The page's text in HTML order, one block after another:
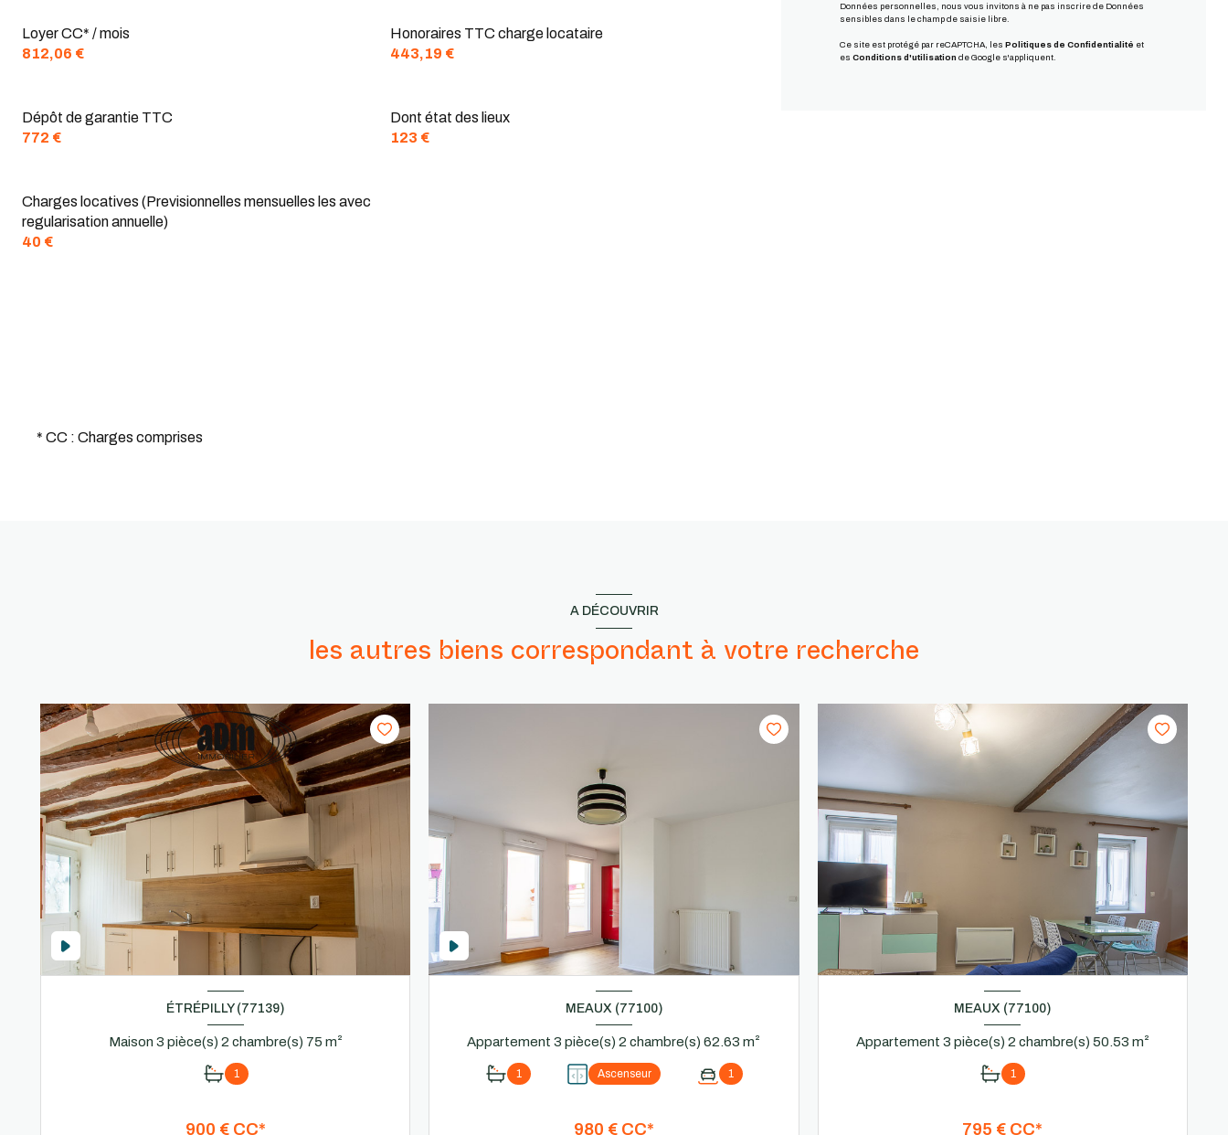
Loyer CC* / mois
812,06 €
Honoraires TTC charge locataire
443,19 €
Dont état des lieux
123 €
Dépôt de garantie TTC
772 €
Charges locatives (Previsionnelles mensuelles les avec
regularisation annuelle)
40 €
Données personnelles, nous vous invitons à ne pas inscrire de Données
sensibles dans le champ de saisie libre.
Ce site est protégé par reCAPTCHA, les Politiques de Confidentialité et
es Conditions d'utilisation de Google s'appliquent.
* CC : Charges comprises
A DÉCOUVRIR
les autres biens correspondant à votre recherche
ÉTRÉPILLY (77139)
Maison 3 pièce(s) 2 chambre(s) 75 m²
1
900 € CC*
MEAUX (77100)
Appartement 3 pièce(s) 2 chambre(s) 62.63 m²
1 Ascenseur 1
980 € CC*
MEAUX (77100)
Appartement 3 pièce(s) 2 chambre(s) 50.53 m²
1
795 € CC*